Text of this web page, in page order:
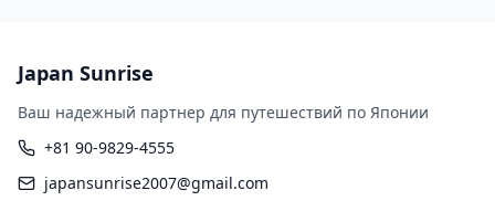
Japan Sunrise
Ваш надежный партнер для путешествий по Японии
+81 90-9829-4555
japansunrise2007@gmail.com